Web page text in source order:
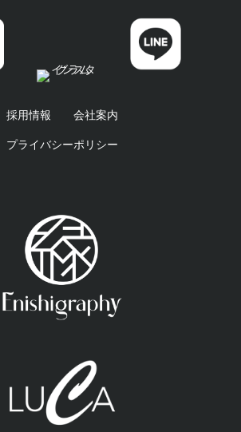
採用情報 会社案内
プライバシーポリシー